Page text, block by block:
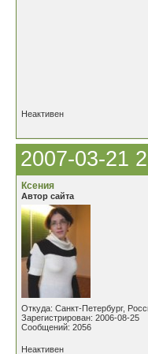
Неактивен
2007-03-21
Ксения
Автор сайта
Откуда: Санкт-Петербург,
Зарегистрирован: 2006-08-25
Сообщений: 2056
Неактивен